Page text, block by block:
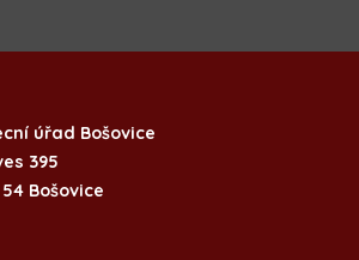
úřad Bošovice
395
54 Bošovice